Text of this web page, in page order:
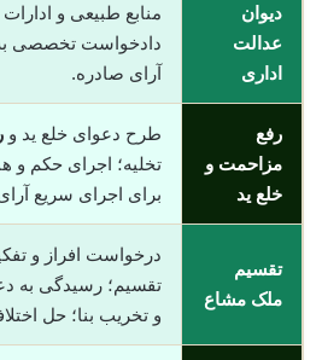
دیوان
عدالت
اداری
منابع طبیعی و
دادخواست تخصصی به
آرای صادره.
رفع
مزاحمت و
خلع ید
طرح دعوای خلع ید و
تخلیه؛ اجرای حکم و
برای اجرای سریع
تقسیم
ملک مشاع
درخواست افراز و
تقسیم؛ رسیدگی به
و تخریب بنا؛ حل